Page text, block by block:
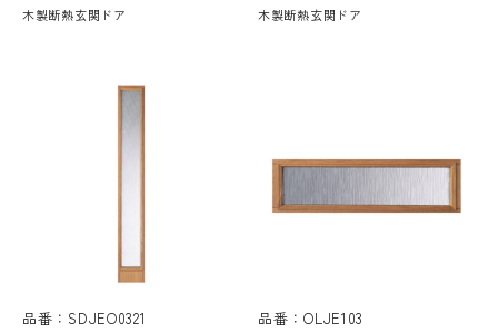
木製断熱玄関ドア 木製断熱玄関ドア
品番：SDJEO0321
品番：OLJE103